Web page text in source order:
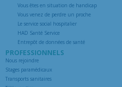
Vous êtes en situation de handicap
Vous venez de perdre un proche
Le service social hospitalier
HAD Santé Service
Entrepôt de données de santé
PROFESSIONNELS
Nous rejoindre
Stages paramédicaux
Transports sanitaires